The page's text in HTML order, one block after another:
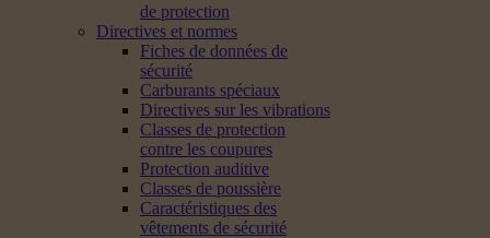
de protection
Directives et normes
Fiches de données de
sécurité
Carburants spéciaux
Directives sur les vibrations
Classes de protection
contre les coupures
Protection auditive
Classes de poussière
Caractéristiques des
vêtements de sécurité